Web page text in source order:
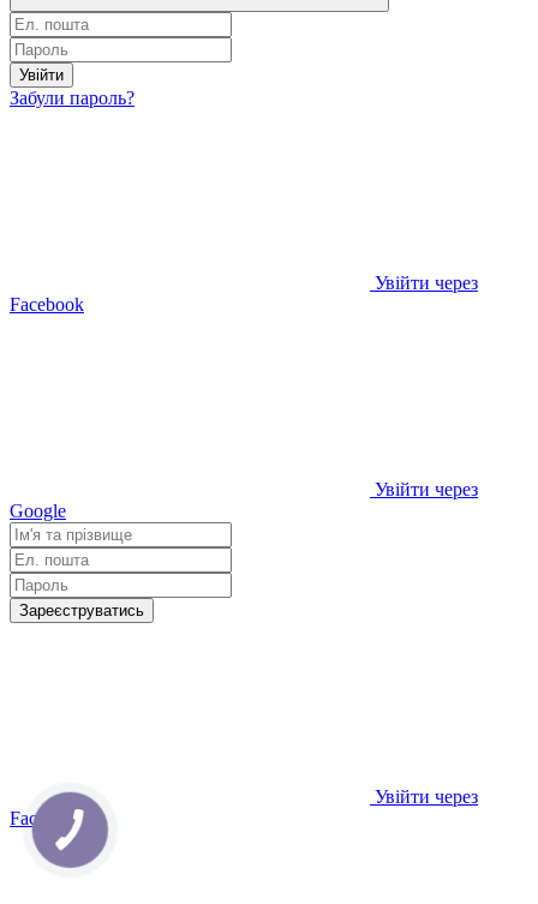
Увійти
Забули пароль?
Увійти через
Facebook
Увійти через
Google
Зареєструватись
Увійти через
Facebook